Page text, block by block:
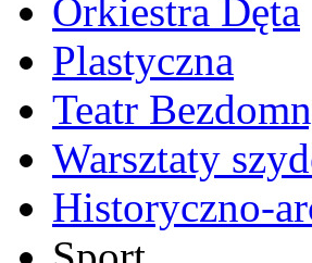
Orkiestra Dęta
Plastyczna
Teatr
Warsztaty
Historyczno-